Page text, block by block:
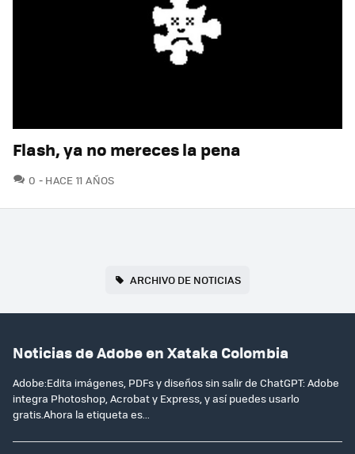
Flash, ya no mereces la pena
0 COMENTARIOS
HACE 11 AÑOS
ARCHIVO DE NOTICIAS
Noticias de Adobe en Xataka Colombia
Adobe:Edita imágenes, PDFs y diseños sin salir de ChatGPT: Adobe
integra Photoshop, Acrobat y Express, y así puedes usarlo
gratis.Ahora la etiqueta es...